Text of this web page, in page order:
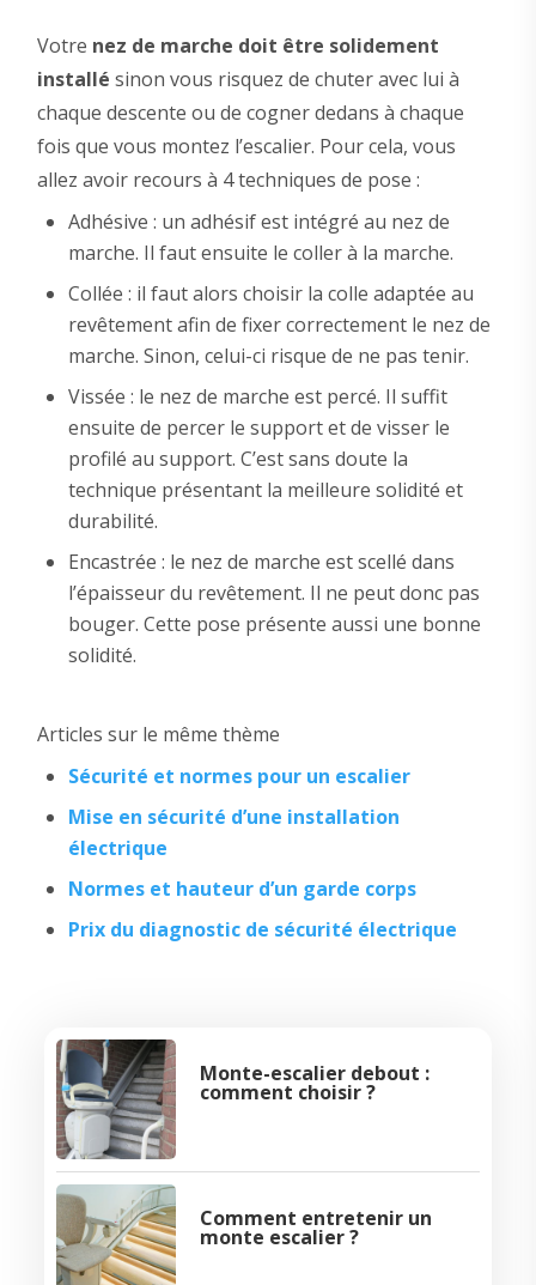
Votre nez de marche doit être solidement
installé sinon vous risquez de chuter avec lui à
chaque descente ou de cogner dedans à chaque
fois que vous montez l’escalier. Pour cela, vous
allez avoir recours à 4 techniques de pose :
Adhésive : un adhésif est intégré au nez de
marche. Il faut ensuite le coller à la marche.
Collée : il faut alors choisir la colle adaptée au
revêtement afin de fixer correctement le nez de
marche. Sinon, celui-ci risque de ne pas tenir.
Vissée : le nez de marche est percé. Il suffit
ensuite de percer le support et de visser le
profilé au support. C’est sans doute la
technique présentant la meilleure solidité et
durabilité.
Encastrée : le nez de marche est scellé dans
l’épaisseur du revêtement. Il ne peut donc pas
bouger. Cette pose présente aussi une bonne
solidité.
Articles sur le même thème
Sécurité et normes pour un escalier
Mise en sécurité d’une installation
électrique
Normes et hauteur d’un garde corps
Prix du diagnostic de sécurité électrique
Monte-escalier debout :
comment choisir ?
Comment entretenir un
monte escalier ?